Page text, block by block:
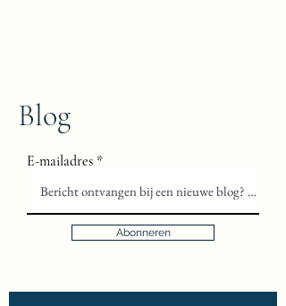
Blog
E-mailadres
Abonneren